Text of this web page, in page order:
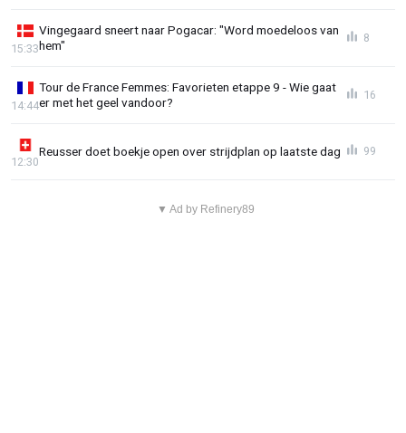
Vingegaard sneert naar Pogacar: "Word moedeloos van
hem"
15:33
8
Tour de France Femmes: Favorieten etappe 9 - Wie gaat
er met het geel vandoor?
14:44
16
Reusser doet boekje open over strijdplan op laatste dag
12:30
99
▼ Ad by Refinery89